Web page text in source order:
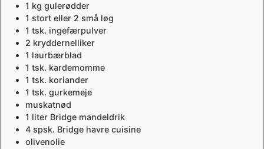
1 kg gulerødder
1 stort eller 2 små løg
1 tsk. ingefærpulver
2 kryddernelliker
1 laurbærblad
1 tsk. kardemomme
1 tsk. koriander
1 tsk. gurkemeje
muskatnød
1 liter Bridge mandeldrik
4 spsk. Bridge havre cuisine
olivenolie